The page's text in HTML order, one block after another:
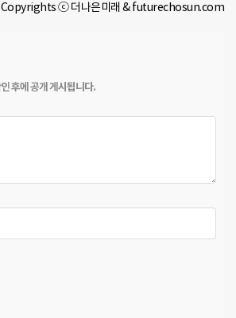
Copyrights ⓒ 더나은미래 & futurechosun.com